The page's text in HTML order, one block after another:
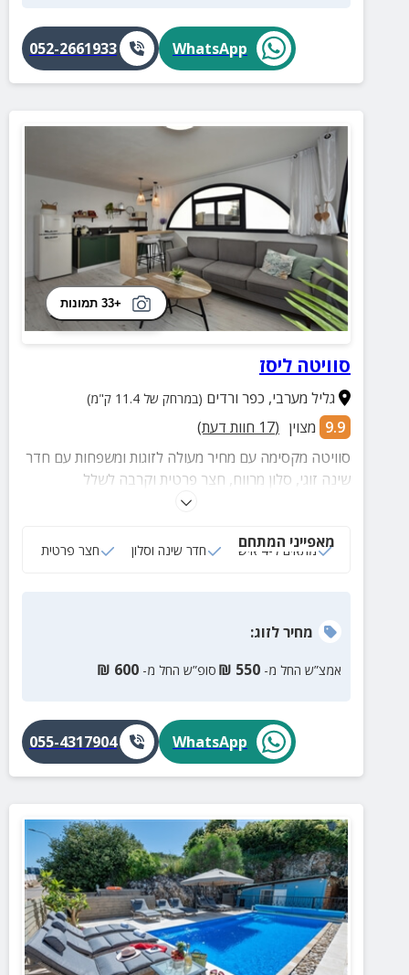
WhatsApp
052-2661933
+33 תמונות
סוויטה ליסז
גליל מערבי, כפר ורדים (במרחק של 11.4 ק"מ)
9.9 מצוין (
17 חוות דעת)
סוויטה מקסימה עם מחיר מעולה לזוגות ומשפחות עם חדר
שינה זוגי, סלון מרווח, חצר פרטית וקרבה לשלל
אטרקציות, מסלולי טיול, בתי קפה ועוד.
מאפייני המתחם
מתאים ל-4 איש חדר שינה וסלון חצר פרטית
מחירלזוג:
אמצ”ש החל מ- 550
₪ סופ”ש החל מ- 600
₪
WhatsApp
055-4317904